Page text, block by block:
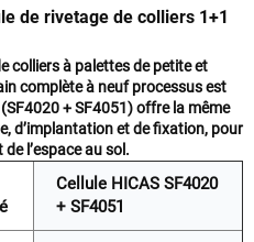
de rivetage de colliers 1+1
colliers à palettes de petite et
complète à neuf processus est
+ SF4051) offre la même
d’implantation et de fixation, pour
l’espace au sol.
Cellule HICAS SF4020
+ SF4051